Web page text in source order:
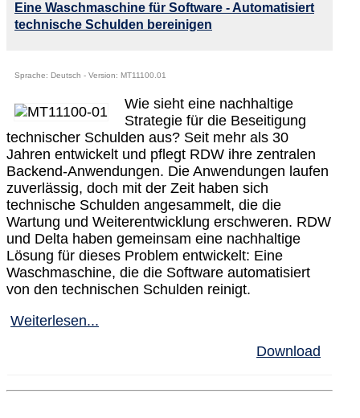
Eine Waschmaschine für Software - Automatisiert
technische Schulden bereinigen
Sprache: Deutsch - Version: MT11100.01
Wie sieht eine nachhaltige
Strategie für die Beseitigung
technischer Schulden aus? Seit mehr als 30
Jahren entwickelt und pflegt RDW ihre zentralen
Backend-Anwendungen. Die Anwendungen laufen
zuverlässig, doch mit der Zeit haben sich
technische Schulden angesammelt, die die
Wartung und Weiterentwicklung erschweren. RDW
und Delta haben gemeinsam eine nachhaltige
Lösung für dieses Problem entwickelt: Eine
Waschmaschine, die die Software automatisiert
von den technischen Schulden reinigt.
Weiterlesen...
Download